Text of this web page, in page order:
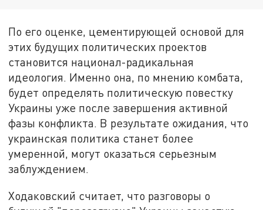
По его оценке, цементирующей основой для
этих будущих политических проектов
становится национал-радикальная
идеология. Именно она, по мнению комбата,
будет определять политическую повестку
Украины уже после завершения активной
фазы конфликта. В результате ожидания, что
украинская политика станет более
умеренной, могут оказаться серьезным
заблуждением.
Ходаковский считает, что разговоры о